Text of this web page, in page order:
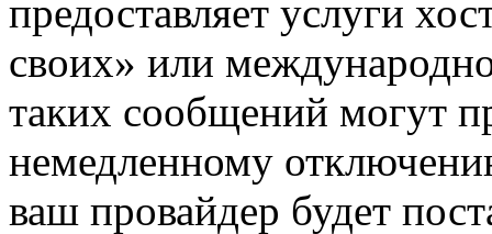
предоставляет услуги
своих» или
таких сообщений могут
немедленному
ваш провайдер будет